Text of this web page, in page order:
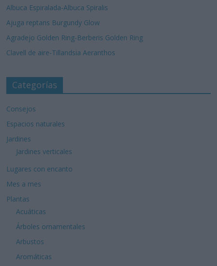
Albuca Espiralada-Albuca Spiralis
Ajuga reptans Burgundy Glow
Agradejo Golden Ring-Berberis Golden Ring
Clavell de aire-Tillandsia Aeranthos
Categorías
Consejos
Espacios naturales
Jardines
Jardines verticales
Lugares con encanto
Mes a mes
Plantas
Acuáticas
Árboles ornamentales
Arbustos
Aromáticas